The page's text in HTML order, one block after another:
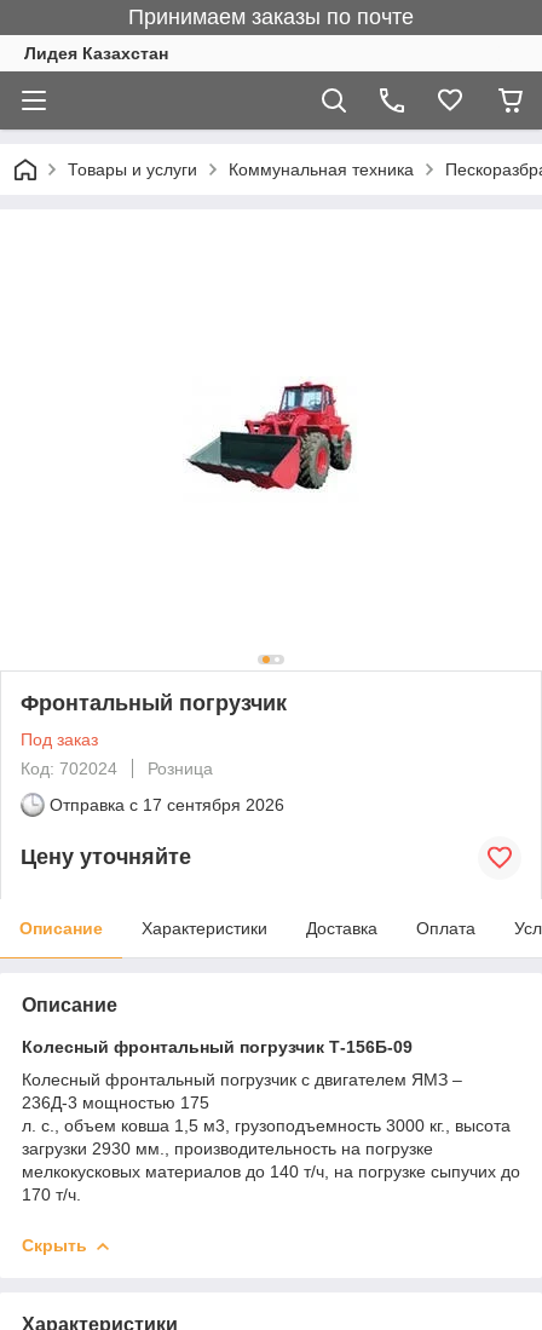
Принимаем заказы по почте
Лидея Казахстан
Товары и услуги Коммунальная техника
Фронтальный погрузчик
Под заказ
Код: 702024
Розница
Отправка с 17 сентября 2026
Цену уточняйте
Описание Характеристики Доставка Оплата
Описание
Колесный фронтальный погрузчик Т-156Б-09
Колесный фронтальный погрузчик с двигателем ЯМЗ –
236Д-3 мощностью 175
л. с., объем ковша 1,5 м3, грузоподъемность 3000 кг., высота
загрузки 2930 мм., производительность на погрузке
мелкокусковых материалов до 140 т/ч, на погрузке сыпучих до
170 т/ч.
Скрыть
Характеристики